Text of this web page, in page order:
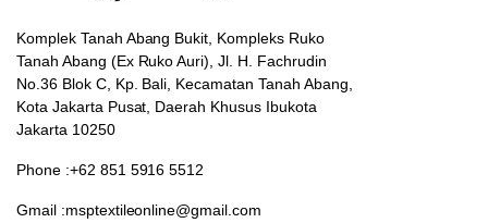
Komplek Tanah Abang Bukit, Kompleks Ruko
Tanah Abang (Ex Ruko Auri), Jl. H. Fachrudin
No.36 Blok C, Kp. Bali, Kecamatan Tanah Abang,
Kota Jakarta Pusat, Daerah Khusus Ibukota
Jakarta 10250
Phone :+62 851 5916 5512
Gmail :msptextileonline@gmail.com